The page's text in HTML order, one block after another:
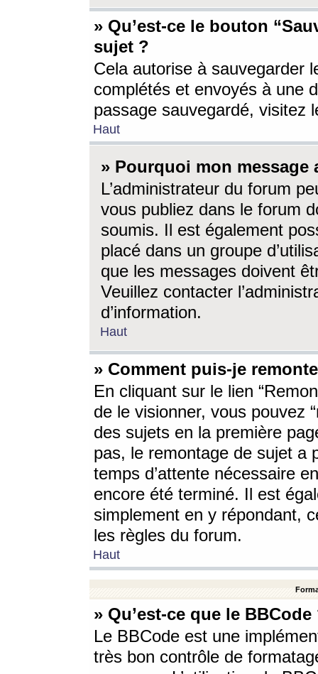
» Qu’est-ce le bouton
sujet ?
Cela autorise à sauvegarder
complétés et envoyés à une
passage sauvegardé, visitez
Haut
» Pourquoi mon message
L’administrateur du forum
vous publiez dans le forum
soumis. Il est également
placé dans un groupe
que les messages doivent
Veuillez contacter
d’information.
Haut
» Comment puis-je
En cliquant sur le lien
de le visionner, vous pouvez
des sujets en la première
pas, le remontage de sujet a
temps d’attente nécessaire
encore été terminé. Il est
simplement en y répondant,
les règles du forum.
Haut
» Qu’est-ce que le BBCode
Le BBCode est une
très bon contrôle de